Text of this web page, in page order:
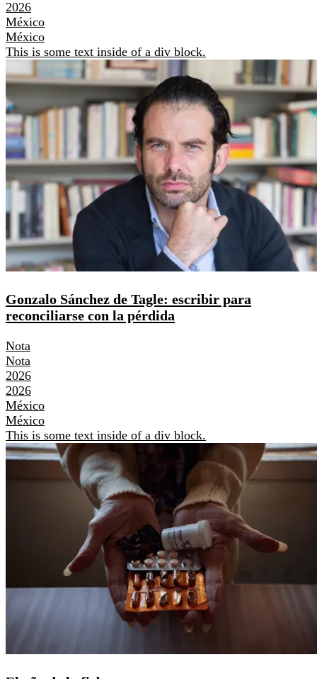
2026
México
México
This is some text inside of a div block.
Gonzalo Sánchez de Tagle: escribir para
reconciliarse con la pérdida
Nota
Nota
2026
2026
México
México
This is some text inside of a div block.